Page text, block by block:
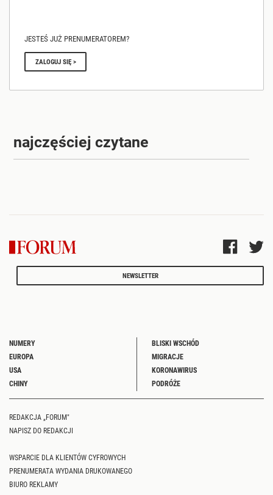
JESTEŚ JUŻ PRENUMERATOREM?
ZALOGUJ SIĘ >
najczęściej czytane
NEWSLETTER
NUMERY
EUROPA
USA
CHINY
BLISKI WSCHÓD
MIGRACJE
KORONAWIRUS
PODRÓŻE
REDAKCJA „FORUM"
NAPISZ DO REDAKCJI
WSPARCIE DLA KLIENTÓW CYFROWYCH
PRENUMERATA WYDANIA DRUKOWANEGO
BIURO REKLAMY